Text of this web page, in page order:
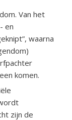
Van het
en
waarna
komen.
zijn de